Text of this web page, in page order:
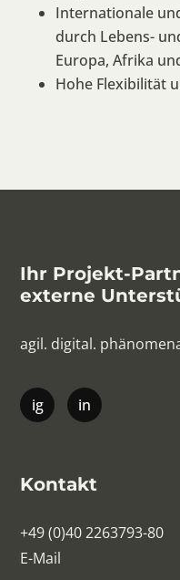
Internationale
durch Lebens-
Europa, Afrika
Hohe Flexibilität
Ihr Projekt-
externe
agil. digital.
Kontakt
+49 (0)40 2263793-80
E-Mail